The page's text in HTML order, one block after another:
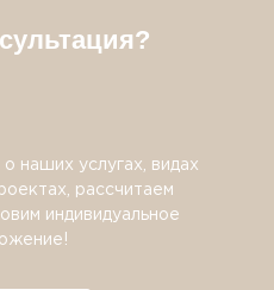
наших услугах, видах
рассчитаем
индивидуальное